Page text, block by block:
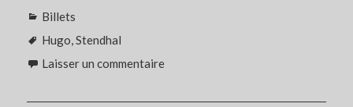
Catégories
Billets
Étiquettes
Hugo,Stendhal
Laisser un commentaire